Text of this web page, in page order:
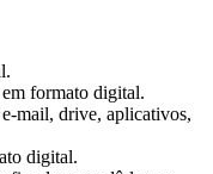
formato digital.
mail, drive, aplicativos,
digital.